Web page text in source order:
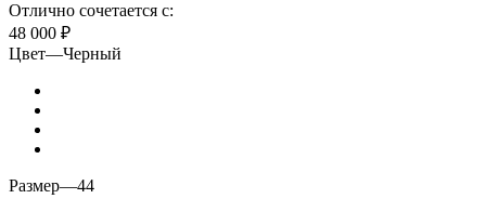
Отлично сочетается с:
48 000 ₽
Цвет—Черный
Размер—44